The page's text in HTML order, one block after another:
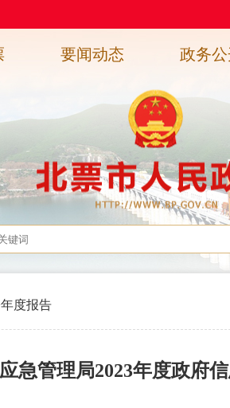
要闻动态 政务
年度报告
急管理局2023年度政府